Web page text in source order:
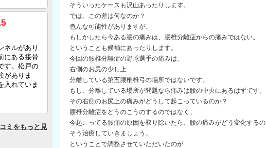
そういったケースも沢山あったりします。
では、この差は何なのか？
色んな可能性がありますが、
もしかしたら今ある腰の痛みは、腰椎分離症からの痛みではない。
ということも候補にあったりします。
今回の腰椎分離症の野球選手の痛みは、
右側のお尻の少し上
分離している第五腰椎椎弓の場所ではないです。
もし、分離している場所が問題なら痛みは腰の中央にあるはずです。
その右側のお尻上の痛みがどうして起こっているのか？
腰椎分離症をどうのこうのするのではなく、
今起こってる腰痛の原因を取り除いたら、腰の痛みがどう変化する
そう治療していきましょう。
ということで調整させていただいたのが